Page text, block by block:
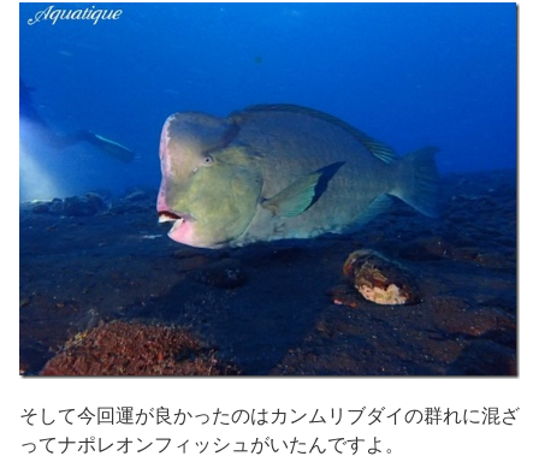
そして今回運が良かったのはカンムリブダイの群れに混ざ
ってナポレオンフィッシュがいたんですよ。